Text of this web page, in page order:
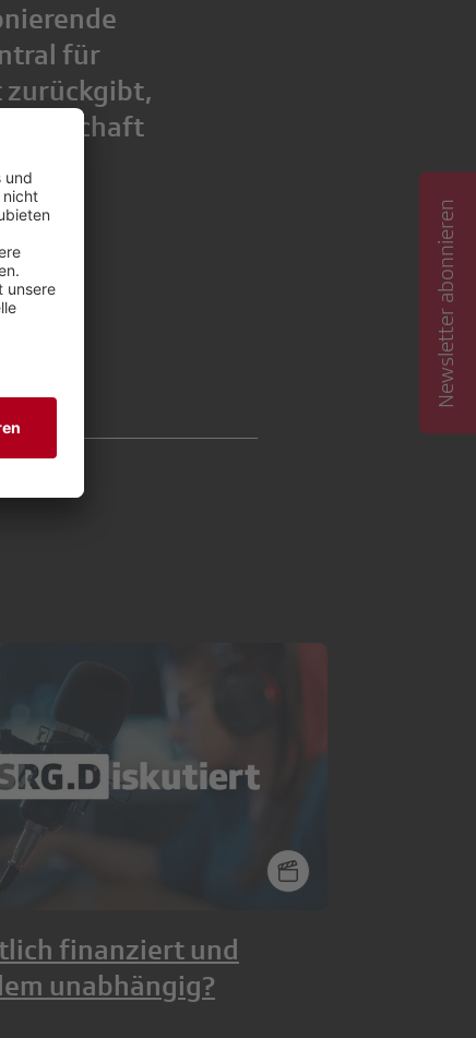
für
zurückgibt,
finanziert und
unabhängig?
Newsletter abonnieren